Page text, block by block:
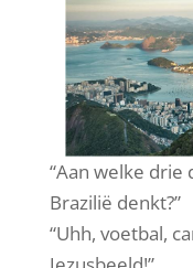
“Aan welke drie
Brazilië denkt?”
“Uhh, voetbal,